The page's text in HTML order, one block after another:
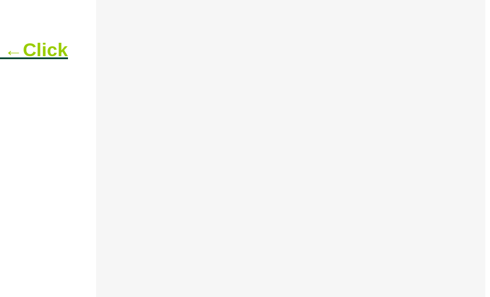
←Click